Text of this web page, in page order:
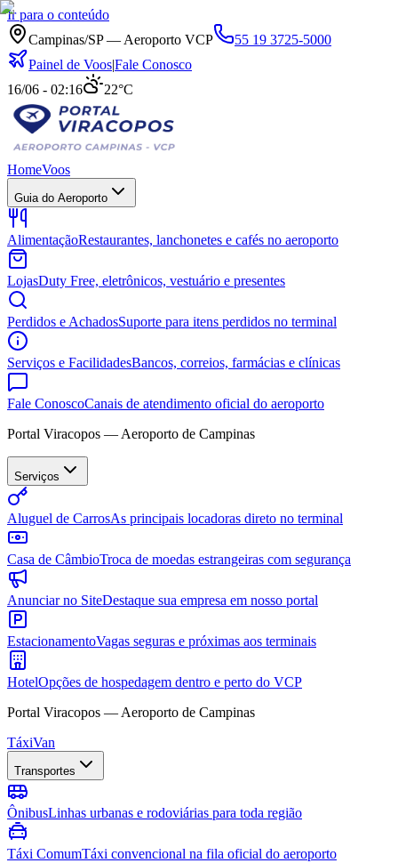
Ir para o conteúdo
Campinas/SP — Aeroporto VCP
55 19 3725-5000
Painel de Voos|Fale Conosco
16/06 - 02:16
22°C
HomeVoos
Guia do Aeroporto
AlimentaçãoRestaurantes, lanchonetes e cafés no aeroporto
LojasDuty Free, eletrônicos, vestuário e presentes
Perdidos e AchadosSuporte para itens perdidos no terminal
Serviços e FacilidadesBancos, correios, farmácias e clínicas
Fale ConoscoCanais de atendimento oficial do aeroporto
Portal Viracopos — Aeroporto de Campinas
Serviços
Aluguel de CarrosAs principais locadoras direto no terminal
Casa de CâmbioTroca de moedas estrangeiras com segurança
Anunciar no SiteDestaque sua empresa em nosso portal
EstacionamentoVagas seguras e próximas aos terminais
HotelOpções de hospedagem dentro e perto do VCP
Portal Viracopos — Aeroporto de Campinas
TáxiVan
Transportes
ÔnibusLinhas urbanas e rodoviárias para toda região
Táxi ComumTáxi convencional na fila oficial do aeroporto